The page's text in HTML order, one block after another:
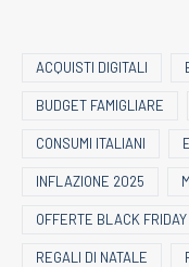
ACQUISTI DIGITALI
BUDGET FAMIGLIARE
CONSUMI ITALIANI
INFLAZIONE 2025
OFFERTE BLACK FRIDAY
REGALI DI NATALE